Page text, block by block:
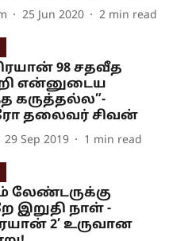
25 Jun 2020 2 min read
98 சதவீத
என்னுடைய
கருத்தல்ல”-
தலைவர் சிவன்
29 Sep 2019 1 min read
லேண்டருக்கு
இறுதி நாள் -
2’ உருவான